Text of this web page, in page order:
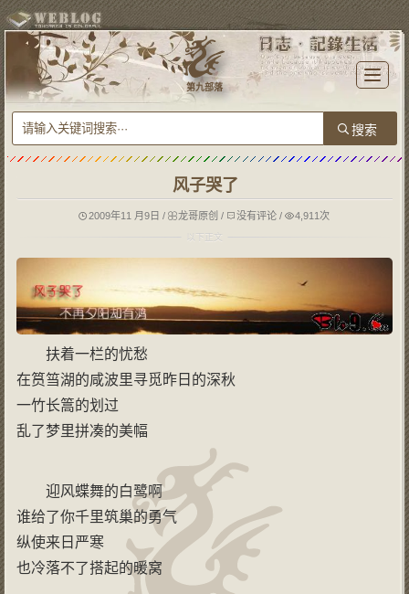
T
o
l
e
n
第九部落
风子哭了
2009年11 月9日/ 龙哥原创 / 没有评论 / 4,911次
扶着一栏的忧愁
在筼筜湖的咸波里寻觅昨日的深秋
一竹长篙的划过
乱了梦里拼凑的美幅
迎风蝶舞的白鹭啊
谁给了你千里筑巢的勇气
纵使来日严寒
也冷落不了搭起的暖窝